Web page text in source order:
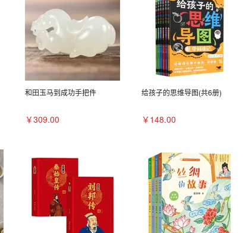
和田玉马到成功手把件
￥309.00
给孩子的思维导图(共6册)
￥148.00